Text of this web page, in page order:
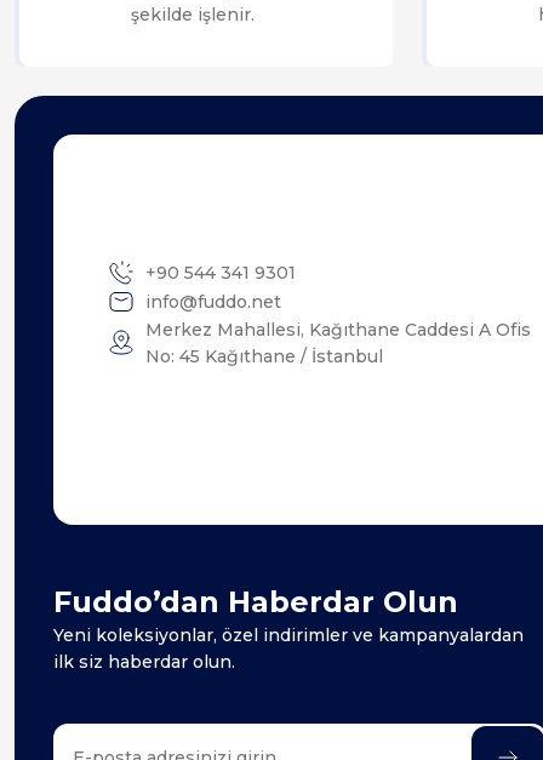
şekilde işlenir.
+90 544 341 9301
info@fuddo.net
Merkez Mahallesi, Kağıthane Caddesi A Ofis
No: 45 Kağıthane / İstanbul
Fuddo’dan Haberdar Olun
Yeni koleksiyonlar, özel indirimler ve kampanyalardan
ilk siz haberdar olun.